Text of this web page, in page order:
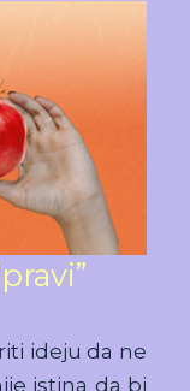
ideju da ne
istina da bi